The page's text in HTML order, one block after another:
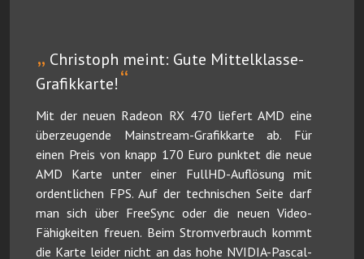
„ Christoph meint: Gute Mittelklasse-
Grafikkarte!“
Mit der neuen Radeon RX 470 liefert AMD eine
überzeugende Mainstream-Grafikkarte ab. Für
einen Preis von knapp 170 Euro punktet die neue
AMD Karte unter einer FullHD-Auflösung mit
ordentlichen FPS. Auf der technischen Seite darf
man sich über FreeSync oder die neuen Video-
Fähigkeiten freuen. Beim Stromverbrauch kommt
die Karte leider nicht an das hohe NVIDIA-Pascal-